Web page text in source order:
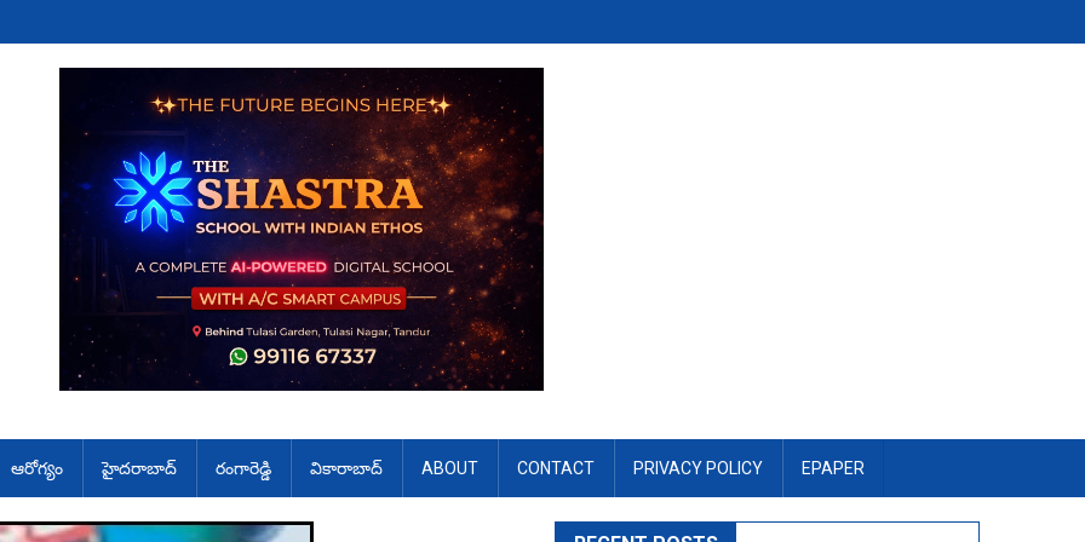
ఆరోగ్యం హైదరాబాద్ రంగారెడ్డి వికారాబాద్ ABOUT CONTACT PRIVACY POLICY EPAPER